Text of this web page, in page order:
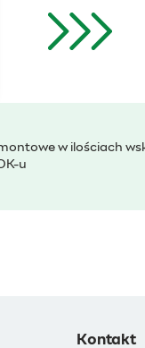
w ilościach
u
Kontakt